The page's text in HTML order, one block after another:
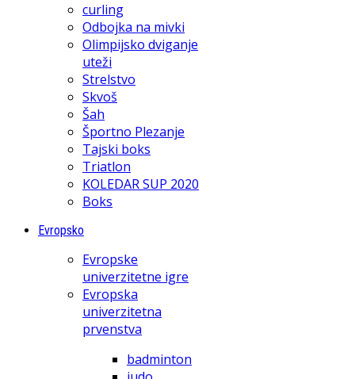
curling
Odbojka na mivki
Olimpijsko dviganje
uteži
Strelstvo
Skvoš
Šah
Športno Plezanje
Tajski boks
Triatlon
KOLEDAR SUP 2020
Boks
Evropsko
Evropske
univerzitetne igre
Evropska
univerzitetna
prvenstva
badminton